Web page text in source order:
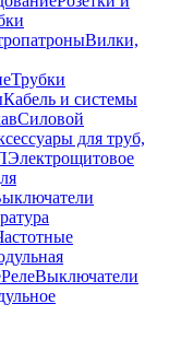
Вилки,
Трубки
Кабель и системы
Силовой
для труб,
Электрощитовое
РелеВыключатели